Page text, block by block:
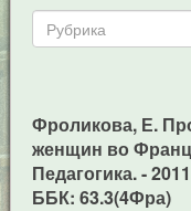
Фроликова, Е.
женщин во
Педагогика. -
ББК: 63.3(4Фра)